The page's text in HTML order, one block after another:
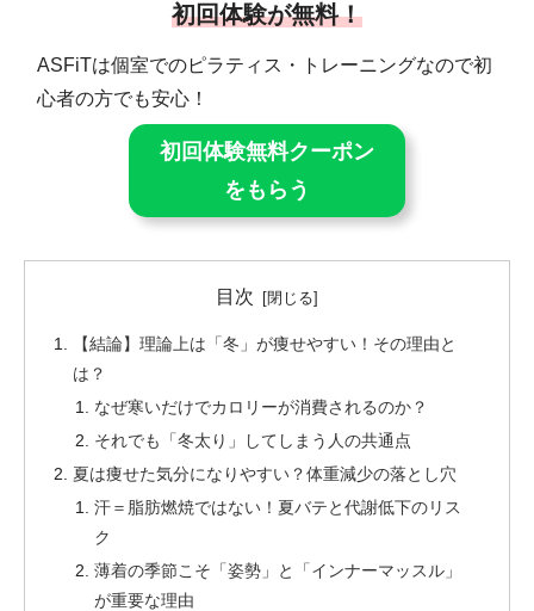
初回体験が無料！
ASFiTは個室でのピラティス・トレーニングなので初
心者の方でも安心！
初回体験無料クーポン
をもらう
目次
【結論】理論上は「冬」が痩せやすい！その理由と
は？
なぜ寒いだけでカロリーが消費されるのか？
それでも「冬太り」してしまう人の共通点
夏は痩せた気分になりやすい？体重減少の落とし穴
汗＝脂肪燃焼ではない！夏バテと代謝低下のリス
ク
薄着の季節こそ「姿勢」と「インナーマッスル」
が重要な理由